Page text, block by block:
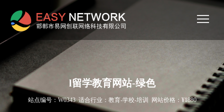
l留学教育网站-绿色
站点编号：W0343 适合行业：教育-学校-培训 网站价格：¥1880